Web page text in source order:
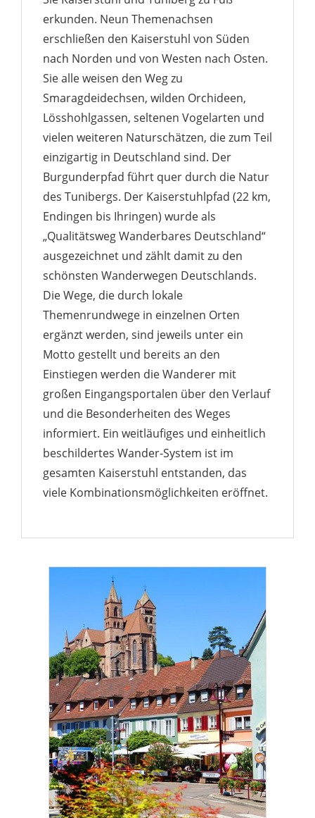
erkunden. Neun Themenachsen
erschließen den Kaiserstuhl von Süden
nach Norden und von Westen nach Osten.
Sie alle weisen den Weg zu
Smaragdeidechsen, wilden Orchideen,
Lösshohlgassen, seltenen Vogelarten und
vielen weiteren Naturschätzen, die zum Teil
einzigartig in Deutschland sind. Der
Burgunderpfad führt quer durch die Natur
des Tunibergs. Der Kaiserstuhlpfad (22 km,
Endingen bis Ihringen) wurde als
„Qualitätsweg Wanderbares Deutschland“
ausgezeichnet und zählt damit zu den
schönsten Wanderwegen Deutschlands.
Die Wege, die durch lokale
Themenrundwege in einzelnen Orten
ergänzt werden, sind jeweils unter ein
Motto gestellt und bereits an den
Einstiegen werden die Wanderer mit
großen Eingangsportalen über den Verlauf
und die Besonderheiten des Weges
informiert. Ein weitläufiges und einheitlich
beschildertes Wander-System ist im
gesamten Kaiserstuhl entstanden, das
viele Kombinationsmöglichkeiten eröffnet.